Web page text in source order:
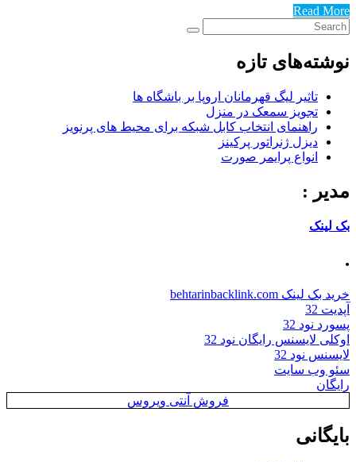
Read More
نوشته‌های تازه
تاثیر لیگ قهرمانان اروپا بر باشگاه ها
تجویز سمعک در منزل
راهنمای انتخاب کابل شبکه برای محیط های پرنویز
دیزل ژنراتور پرکینز
انواع پرایمر صورت
مدیر :
بک لینک
.
خرید بک لینک behtarinbacklink.com
آپدیت 32
پسورد نود 32
اوکلی لایسنس رایگان نود 32
لایسنس نود 32
سئو وب سایت
رایگان
فروش آنتی ویروس
بایگانی